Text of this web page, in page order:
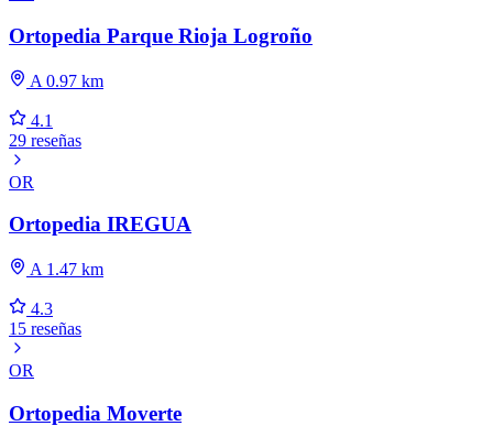
Ortopedia Parque Rioja Logroño
A 0.97 km
4.1
29 reseñas
OR
Ortopedia IREGUA
A 1.47 km
4.3
15 reseñas
OR
Ortopedia Moverte